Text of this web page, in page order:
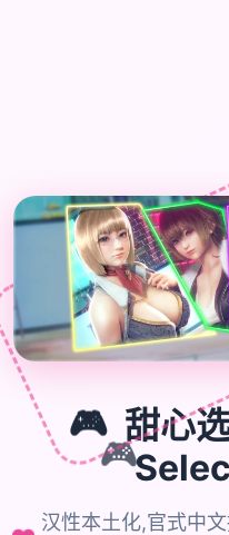
🎮
🎮 甜心
汉性本土化,官式中